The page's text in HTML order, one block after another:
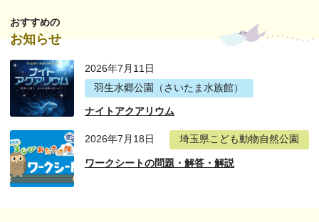
おすすめの
お知らせ
2026年7月11日
羽生水郷公園（さいたま水族館）
ナイトアクアリウム
2026年7月18日 埼玉県こども動物自然公園
ワークシートの問題・解答・解説